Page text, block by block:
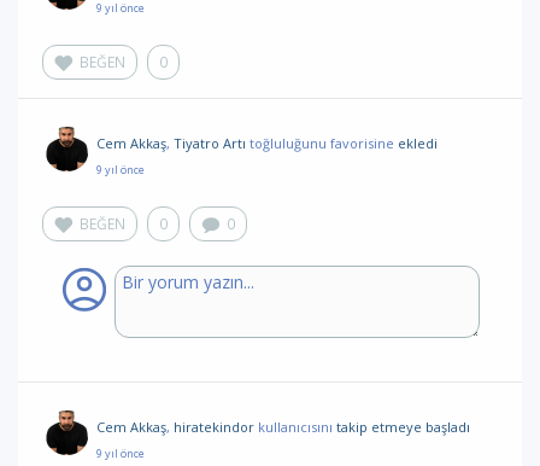
9 yıl önce
BEĞEN 0
Cem Akkaş, Tiyatro Artı toğluluğunu favorisine ekledi
9 yıl önce
BEĞEN 0 0
Cem Akkaş, hiratekindor kullanıcısını takip etmeye başladı
9 yıl önce